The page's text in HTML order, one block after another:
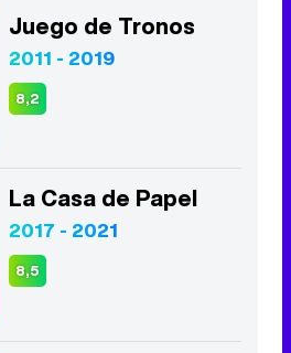
Juego de Tronos
2011 - 2019
8,2
La Casa de Papel
2017 - 2021
8,5